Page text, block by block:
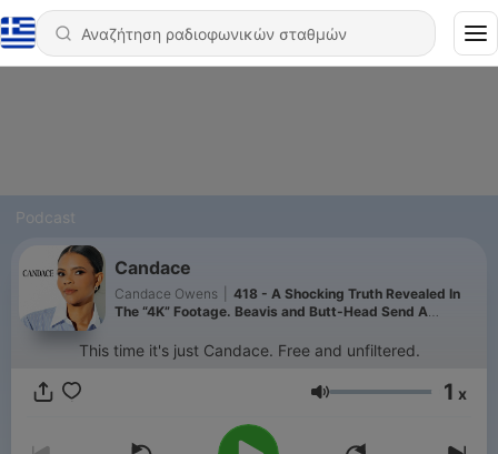
Podcast
Candace
Candace Owens
418 - A Shocking Truth Revealed In
The “4K” Footage. Beavis and Butt-Head Send A
This time it's just Candace. Free and unfiltered.
Ένταση 1 x